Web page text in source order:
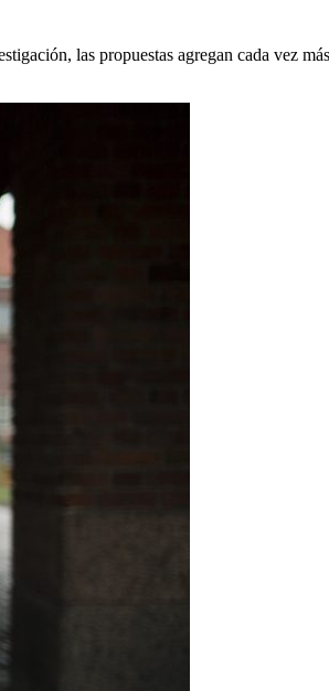
las propuestas agregan cada vez